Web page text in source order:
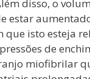
disso, o
estar
que isto esteja
de
miofibrilar